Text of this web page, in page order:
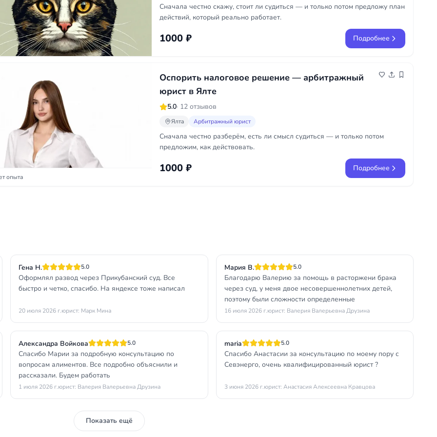
Сначала честно скажу, стоит ли судиться — и только потом предложу план
действий, который реально работает.
1000 ₽ Подробнее
опыта
Оспорить налоговое решение — арбитражный
юрист в Ялте
5.0· 12 отзывов
Ялта Арбитражный юрист
Сначала честно разберём, есть ли смысл судиться — и только потом
предложим, как действовать.
1000 ₽ Подробнее
Гена Н. 5.0
Оформлял развод через Прикубанский суд. Все
быстро и четко, спасибо. На яндексе тоже написал
20 июля 2026 г.юрист: Марк Мина
Мария В. 5.0
Благодарю Валерию за помощь в расторжени брака
через суд, у меня двое несовершеннолетних детей,
поэтому были сложности определенные
16 июля 2026 г.юрист: Валерия Валерьевна Друзина
Александра Войкова 5.0
Спасибо Марии за подробную консультацию по
вопросам алиментов. Все подробно объяснили и
рассказали. Будем работать
1 июля 2026 г.юрист: Валерия Валерьевна Друзина
maria 5.0
Спасибо Анастасии за консультацию по моему пору с
Севэнерго, очень квалифицированный юрист ?
3 июня 2026 г.юрист: Анастасия Алексеевна Кравцова
Показать ещё